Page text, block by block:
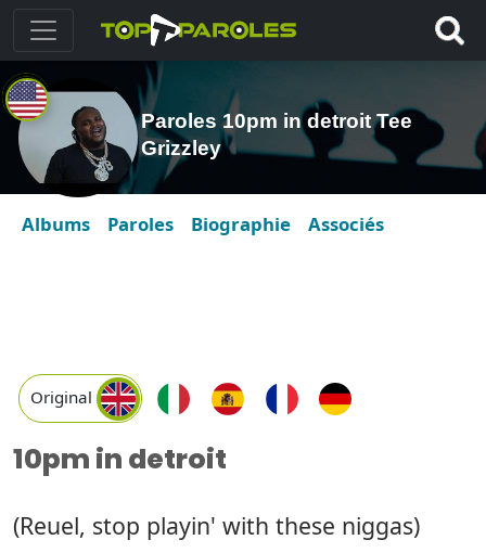
Paroles 10pm in detroit Tee
Grizzley
Albums Paroles Biographie Associés
Original
10pm in detroit
(Reuel, stop playin' with these niggas)